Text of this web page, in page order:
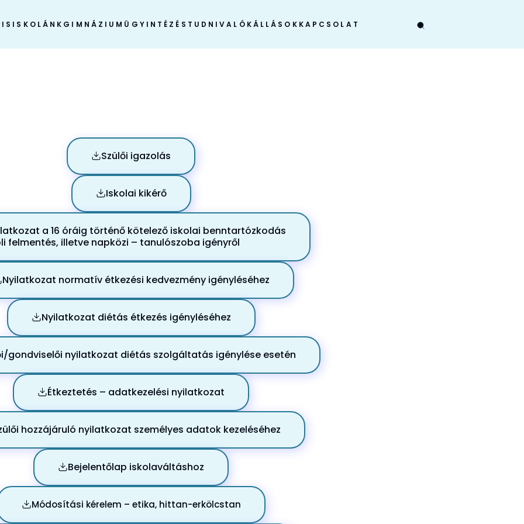
ISKOLÁNK GIMNÁZIUM ÜGYINTÉZÉS TUDNIVALÓKÁLLÁSOK KAPCSOLAT
Szülői igazolás
Iskolai kikérő
a 16 óráig történő kötelező iskolai benntartózkodás
felmentés, illetve napközi – tanulószoba igényről
Nyilatkozat normatív étkezési kedvezmény igényléséhez
Nyilatkozat diétás étkezés igényléséhez
gondviselői nyilatkozat diétás szolgáltatás igénylése esetén
Étkeztetés – adatkezelési nyilatkozat
hozzájáruló nyilatkozat személyes adatok kezeléséhez
Bejelentőlap iskolaváltáshoz
Módosítási kérelem – etika, hittan-erkölcstan